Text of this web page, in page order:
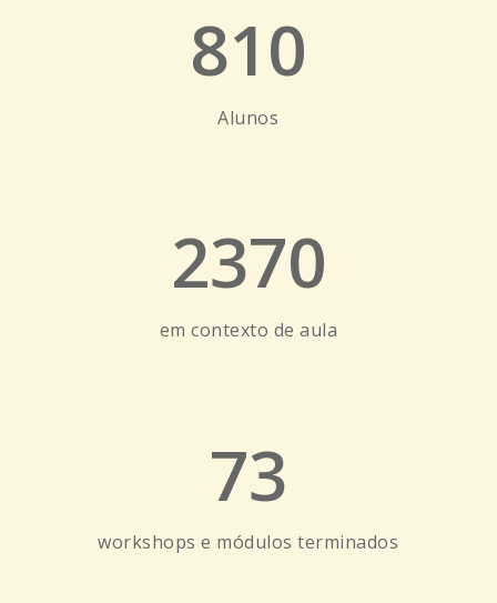
810
Alunos
2370
em contexto de aula
73
workshops e módulos terminados